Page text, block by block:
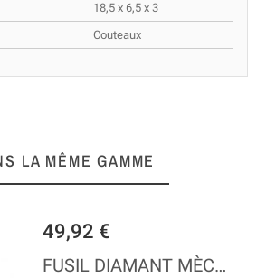
18,5 x 6,5 x 3
Couteaux
LA MÊME GAMME
49,92 €
FUSIL DIAMANT MÈCHE OVALE